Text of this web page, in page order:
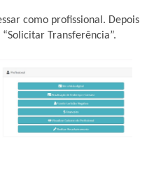
como profissional. Depois
Transferência”.